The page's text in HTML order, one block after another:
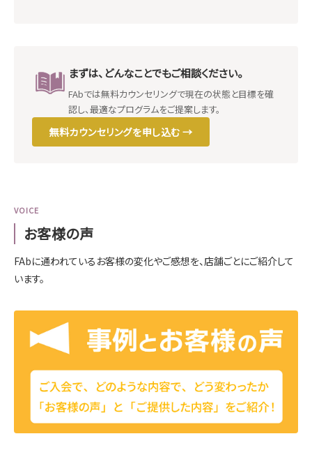
まずは、どんなことでもご相談ください。
FAbでは無料カウンセリングで現在の状態と目標を確
認し、最適なプログラムをご提案します。
無料カウンセリングを申し込む →
VOICE
お客様の声
FAbに通われているお客様の変化やご感想を、店舗ごとにご紹介して
います。